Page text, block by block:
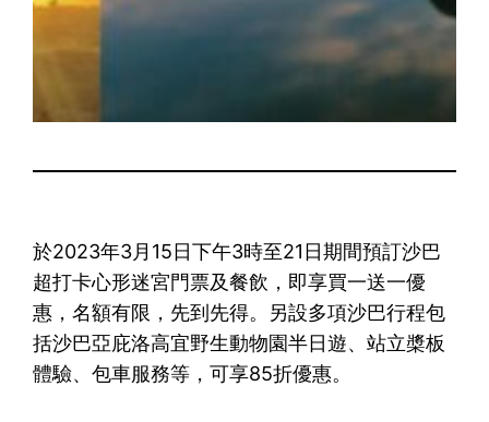
於2023年3月15日下午3時至21日期間預訂沙巴
超打卡心形迷宮門票及餐飲，即享買一送一優
惠，名額有限，先到先得。另設多項沙巴行程包
括沙巴亞庇洛高宜野生動物園半日遊、站立槳板
體驗、包車服務等，可享85折優惠。